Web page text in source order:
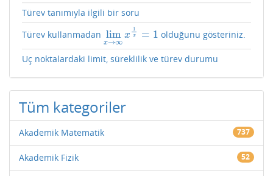
Türev tanımıyla ilgili bir soru
Türev kullanmadan lim
x→∞
x
1
x = 1
limx→∞x 1x= 1 olduğunu gösteriniz.
Uç noktalardaki limit, süreklilik ve türev durumu
Tüm kategoriler
Akademik Matematik 737
Akademik Fizik 52